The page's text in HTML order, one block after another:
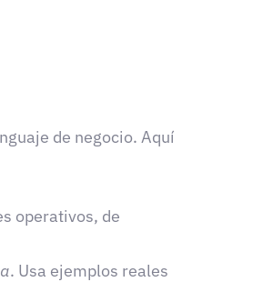
de negocio. Aquí
operativos, de
. Usa ejemplos reales